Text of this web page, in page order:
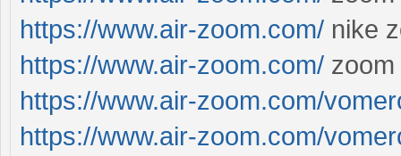
https://www.air-zoom.com/ nike
https://www.air-zoom.com/
https://www.air-zoom.com/
https://www.air-zoom.com/